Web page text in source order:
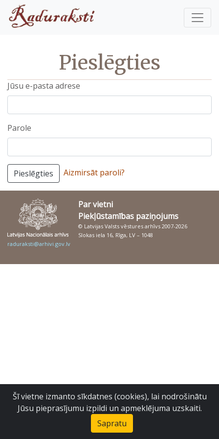
Pieslēgties
Jūsu e-pasta adrese
Parole
Pieslēgties Aizmirsāt paroli?
Par vietni
Piekļūstamības paziņojums
© Latvijas Valsts vēstures arhīvs 2007-2026
Slokas iela 16, Rīga, LV – 1048
raduraksti@arhivi.gov.lv
Šī vietne izmanto sīkdatnes (cookies), lai nodrošinātu
Jūsu pieprasījumu izpildi un apmeklējuma uzskaiti.
Sapratu